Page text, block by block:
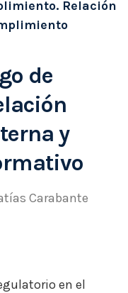
Relación
de
y
Carabante
en el